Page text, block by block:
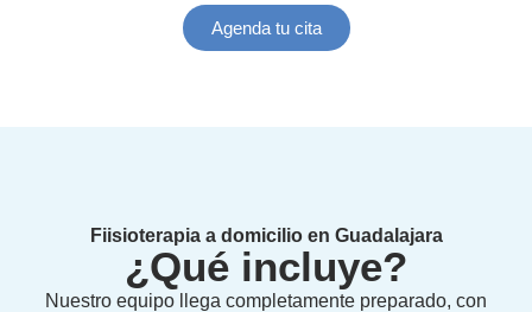
Agenda tu cita
Fiisioterapia a domicilio en Guadalajara
¿Qué incluye?
Nuestro equipo llega completamente preparado, con